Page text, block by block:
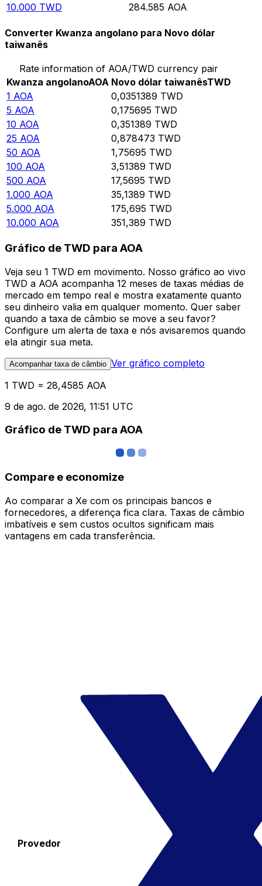
10.000 TWD 284.585 AOA
Converter Kwanza angolano para Novo dólar
taiwanês
Rate information of AOA/TWD currency pair
Kwanza angolanoAOA Novo dólar taiwanêsTWD
1 AOA 0,0351389 TWD
5 AOA 0,175695 TWD
10 AOA 0,351389 TWD
25 AOA 0,878473 TWD
50 AOA 1,75695 TWD
100 AOA 3,51389 TWD
500 AOA 17,5695 TWD
1.000 AOA 35,1389 TWD
5.000 AOA 175,695 TWD
10.000 AOA 351,389 TWD
Gráfico de TWD para AOA
Veja seu 1 TWD em movimento. Nosso gráfico ao vivo
TWD a AOA acompanha 12 meses de taxas médias de
mercado em tempo real e mostra exatamente quanto
seu dinheiro valia em qualquer momento. Quer saber
quando a taxa de câmbio se move a seu favor?
Configure um alerta de taxa e nós avisaremos quando
ela atingir sua meta.
Acompanhar taxa de câmbio Ver gráfico completo
1 TWD = 28,4585 AOA
9 de ago. de 2026, 11:51 UTC
Gráfico de TWD para AOA
Compare e economize
Ao comparar a Xe com os principais bancos e
fornecedores, a diferença fica clara. Taxas de câmbio
imbatíveis e sem custos ocultos significam mais
vantagens em cada transferência.
Provedor